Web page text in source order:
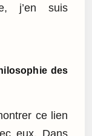
j’en suis
des
ce lien
eux. Dans